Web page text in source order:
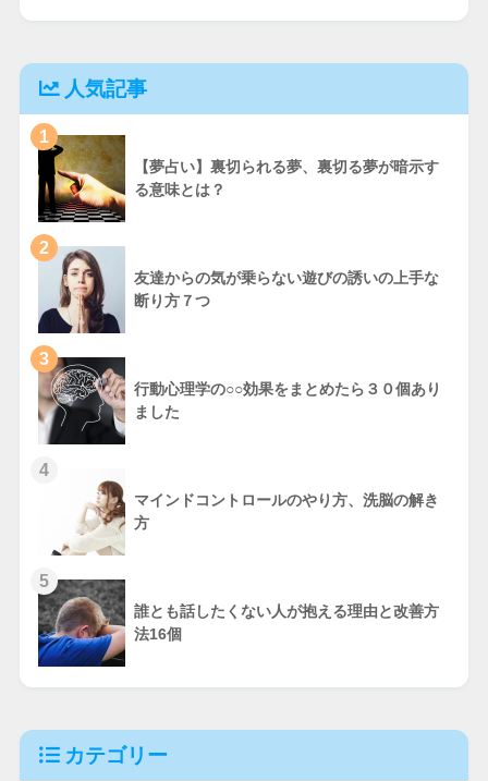
人気記事
1
【夢占い】裏切られる夢、裏切る夢が暗示す
る意味とは？
2
友達からの気が乗らない遊びの誘いの上手な
断り方７つ
3
行動心理学の○○効果をまとめたら３０個あり
ました
4
マインドコントロールのやり方、洗脳の解き
方
5
誰とも話したくない人が抱える理由と改善方
法16個
カテゴリー